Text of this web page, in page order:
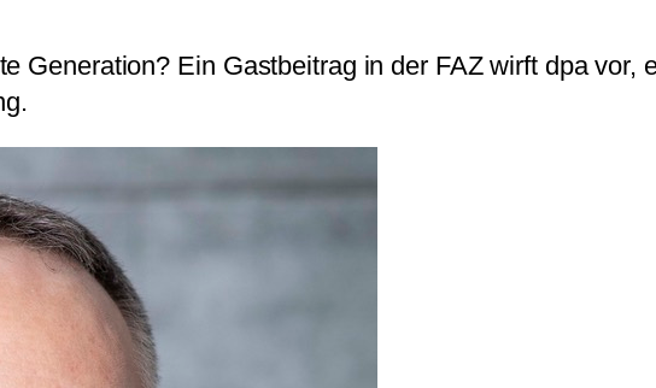
Generation? Ein Gastbeitrag in der FAZ wirft dpa vor,